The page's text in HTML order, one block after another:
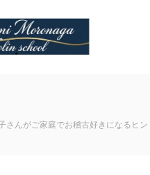
さんがご家庭でお稽古好きになるヒン